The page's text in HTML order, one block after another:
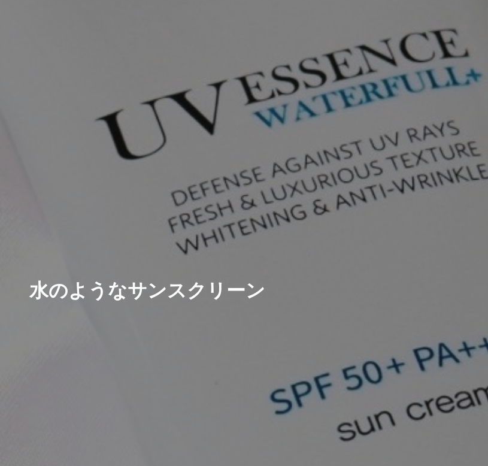
水のようなサンスクリーン